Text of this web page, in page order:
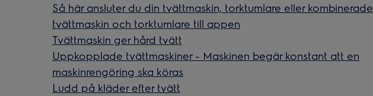
Så här ansluter du din tvättmaskin, torktumlare eller kombinerade
tvättmaskin och torktumlare till appen
Tvättmaskin ger hård tvätt
Uppkopplade tvättmaskiner - Maskinen begär konstant att en
maskinrengöring ska köras
Ludd på kläder efter tvätt